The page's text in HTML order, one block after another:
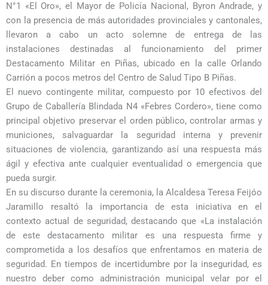
N°1 «El Oro», el Mayor de Policía Nacional, Byron Andrade, y
con la presencia de más autoridades provinciales y cantonales,
llevaron a cabo un acto solemne de entrega de las
instalaciones destinadas al funcionamiento del primer
Destacamento Militar en Piñas, ubicado en la calle Orlando
Carrión a pocos metros del Centro de Salud Tipo B Piñas.
El nuevo contingente militar, compuesto por 10 efectivos del
Grupo de Caballería Blindada N4 «Febres Cordero», tiene como
principal objetivo preservar el orden público, controlar armas y
municiones, salvaguardar la seguridad interna y prevenir
situaciones de violencia, garantizando así una respuesta más
ágil y efectiva ante cualquier eventualidad o emergencia que
pueda surgir.
En su discurso durante la ceremonia, la Alcaldesa Teresa Feijóo
Jaramillo resaltó la importancia de esta iniciativa en el
contexto actual de seguridad, destacando que «La instalación
de este destacamento militar es una respuesta firme y
comprometida a los desafíos que enfrentamos en materia de
seguridad. En tiempos de incertidumbre por la inseguridad, es
nuestro deber como administración municipal velar por el